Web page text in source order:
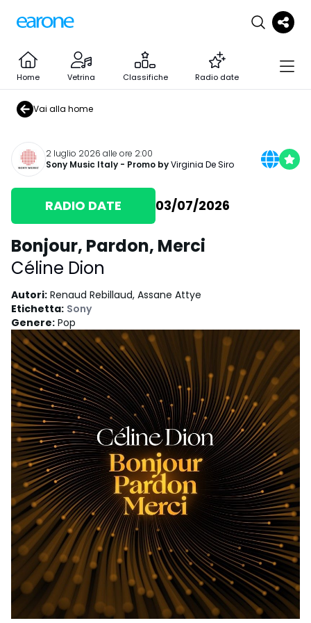
Home Vetrina Classifiche Radio date
Vai alla home
2 luglio 2026 alle ore 2:00
Sony Music Italy - Promo byVirginia De Siro
RADIO DATE 03/07/2026
Bonjour, Pardon, Merci
Céline Dion
Autori: Renaud Rebillaud, Assane Attye
Etichetta: Sony
Genere: Pop